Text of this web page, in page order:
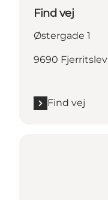
Find vej
Østergade 1
9690 Fjerritslev
Find vej